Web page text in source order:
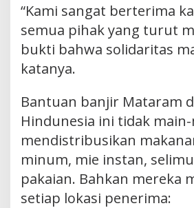
“Kami sangat berterima
semua pihak yang turut
bukti bahwa solidaritas
katanya.
Bantuan banjir Mataram
Hindunesia ini tidak
mendistribusikan
minum, mie instan,
pakaian. Bahkan mereka
setiap lokasi penerima: